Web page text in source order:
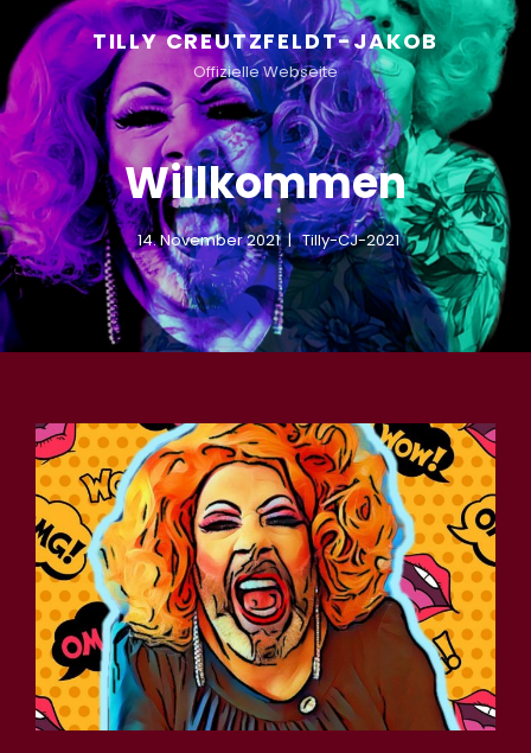
TILLY CREUTZFELDT-JAKOB
Offizielle Webseite
Willkommen
14. November 2021 Tilly-CJ-2021